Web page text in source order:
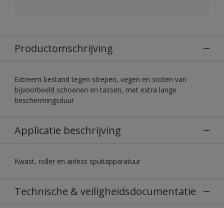
Productomschrijving
Extreem bestand tegen strepen, vegen en stoten van
bijvoorbeeld schoenen en tassen, met extra lange
beschermingsduur
Applicatie beschrijving
Kwast, roller en airless spuitapparatuur
Technische & veiligheidsdocumentatie